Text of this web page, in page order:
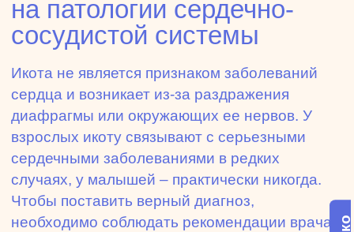
на патологии сердечно-
сосудистой системы
Икота не является признаком заболеваний
сердца и возникает из-за раздражения
диафрагмы или окружающих ее нервов. У
взрослых икоту связывают с серьезными
сердечными заболеваниями в редких
случаях, у малышей – практически никогда.
Чтобы поставить верный диагноз,
необходимо соблюдать рекомендации врача